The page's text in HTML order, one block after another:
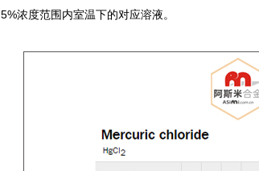
5%浓度范围内室温下的对应溶液。